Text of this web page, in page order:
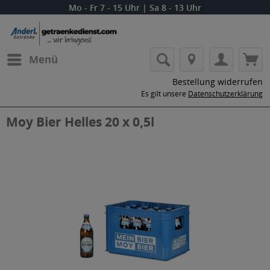
Mo - Fr 7 - 15 Uhr | Sa 8 - 13 Uhr
Menü
Bestellung widerrufen
Es gilt unsere Datenschutzerklärung
Moy Bier Helles 20 x 0,5l